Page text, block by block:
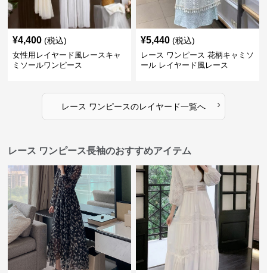
¥4,400 (税込)
女性用レイヤード風レースキャ
ミソールワンピース
¥5,440 (税込)
レース ワンピース 花柄キャミソ
ール レイヤード風レース
レース ワンピースのレイヤード一覧へ ›
レース ワンピース長袖のおすすめアイテム